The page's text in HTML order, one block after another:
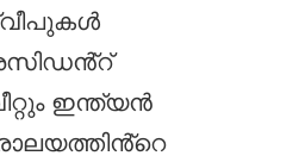
ദ്വീപുകൾ
ഇന്ത്യൻ